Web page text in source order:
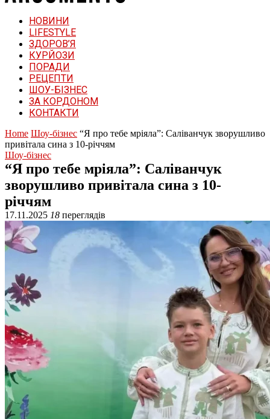
НОВИНИ
LIFESTYLE
ЗДОРОВ’Я
КУРЙОЗИ
ПОРАДИ
РЕЦЕПТИ
ШОУ-БІЗНЕС
ЗА КОРДОНОМ
КОНТАКТИ
Home Шоу-бізнес “Я про тебе мріяла”: Саліванчук зворушливо
привітала сина з 10-річчям
Шоу-бізнес
“Я про тебе мріяла”: Саліванчук
зворушливо привітала сина з 10-
річчям
17.11.2025 18 переглядів